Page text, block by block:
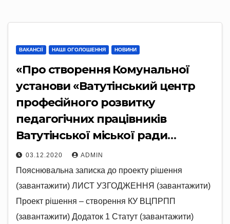
ВАКАНСІЇ НАШІ ОГОЛОШЕННЯ НОВИНИ
«Про створення Комунальної
установи «Ватутінський центр
професійного розвитку
педагогічних працівників
Ватутінської міської ради
Черкаської області»
03.12.2020 ADMIN
Пояснювальна записка до проекту рішення
(завантажити) ЛИСТ УЗГОДЖЕННЯ (завантажити)
Проект рішення – створення КУ ВЦПРПП
(завантажити) Додаток 1 Статут (завантажити)